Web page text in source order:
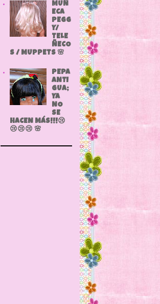
MUÑ
ECA
PEGG
Y/
TELE
ÑECO
S / MUPPETS 🌸
PEPA
ANTI
GUA;
YA
NO
SE
HACEN MÁS!!!😢
😢😢😢 🌸